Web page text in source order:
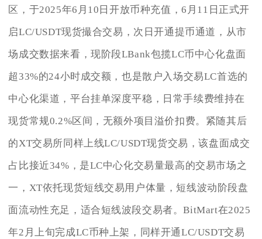
区，于2025年6月10日开放币种充值，6月11日正式开
启LC/USDT现货撮合交易，次日开通提币通道，从市
场成交数据来看，现阶段LBank包揽LC币中心化盘面
超33%的24小时成交额，也是散户入场交易LC首选的
中心化渠道，平台挂单深度平稳，日常手续费维持在
现货常规0.2%区间，无额外项目溢价扣费。紧随其后
的XT交易所同样上线LC/USDT现货交易，该盘面成交
占比接近34%，是LC中心化交易量最高的交易市场之
一，XT依托现货短线交易用户体量，短线波动阶段盘
面流动性充足，适合短线波段交易者。BitMart在2025
年2月上旬完成LC币种上架，同样开通LC/USDT交易